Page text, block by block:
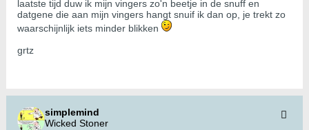
laatste tijd duw ik mijn vingers zo'n beetje in de snuff en
datgene die aan mijn vingers hangt snuif ik dan op, je trekt zo
waarschijnlijk iets minder blikken
grtz
simplemind
Wicked Stoner